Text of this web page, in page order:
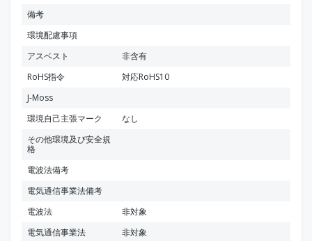
備考
環境配慮事項
アスベスト
非含有
RoHS指令
対応RoHS10
J-Moss
環境自己主張マーク
なし
その他環境及び安全規
格
電波法備考
電気通信事業法備考
電波法
非対象
電気通信事業法
非対象